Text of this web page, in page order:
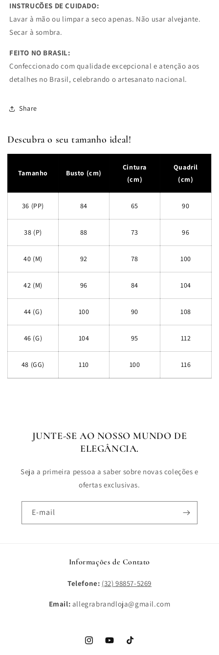
INSTRUÇÕES DE CUIDADO:
Lavar à mão ou limpar a seco apenas. Não usar alvejante.
Secar à sombra.
FEITO NO BRASIL:
Confeccionado com qualidade excepcional e atenção aos
detalhes no Brasil, celebrando o artesanato nacional.
Share
Descubra o seu tamanho ideal!
Tamanho Busto (cm)
Cintura
(cm)
Quadril
(cm)
36 (PP) 84 65 90
38 (P) 88 73 96
40 (M) 92 78 100
42 (M) 96 84 104
44 (G) 100 90 108
46 (G) 104 95 112
48 (GG) 110 100 116
JUNTE-SE AO NOSSO MUNDO DE
ELEGÂNCIA.
Seja a primeira pessoa a saber sobre novas coleções e
ofertas exclusivas.
E-mail
Informações de Contato
Telefone: (32) 98857-5269
Email: allegrabrandloja@gmail.com
InstagramYouTubeTikTok